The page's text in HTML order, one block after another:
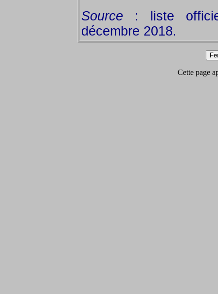
Source : liste
décembre 2018.
Cette page